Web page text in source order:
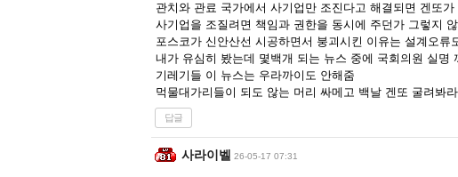
관치와 관료 국가에서 사기업만 조진다고 해결되면 겐또가
사기업을 조질려면 책임과 권한을 동시에 주던가 그렇지
포스코가 신안산선 시공하면서 붕괴시킨 이유는 설계오
내가 유심히 봤는데 몇백개 되는 뉴스 중에 국회의원 실명
기레기들 이 뉴스는 우라까이도 안해줌
먹물대가리들이 되도 않는 머리 싸메고 백날 겐또 굴려봐
답글
사라이벨 26-05-17 07:31